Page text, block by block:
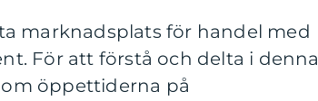
marknadsplats för handel med
För att förstå och delta i denna
öppettiderna på